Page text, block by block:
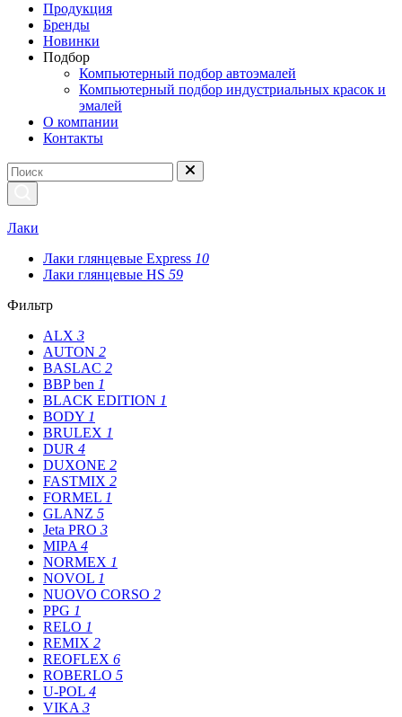
Продукция
Бренды
Новинки
Подбор
Компьютерный подбор автоэмалей
Компьютерный подбор индустриальных красок и
эмалей
О компании
Контакты
Лаки
Лаки глянцевые Express 10
Лаки глянцевые HS 59
Фильтр
ALX 3
AUTON 2
BASLAC 2
BBP ben 1
BLACK EDITION 1
BODY 1
BRULEX 1
DUR 4
DUXONE 2
FASTMIX 2
FORMEL 1
GLANZ 5
Jeta PRO 3
MIPA 4
NORMEX 1
NOVOL 1
NUOVO CORSO 2
PPG 1
RELO 1
REMIX 2
REOFLEX 6
ROBERLO 5
U-POL 4
VIKA 3